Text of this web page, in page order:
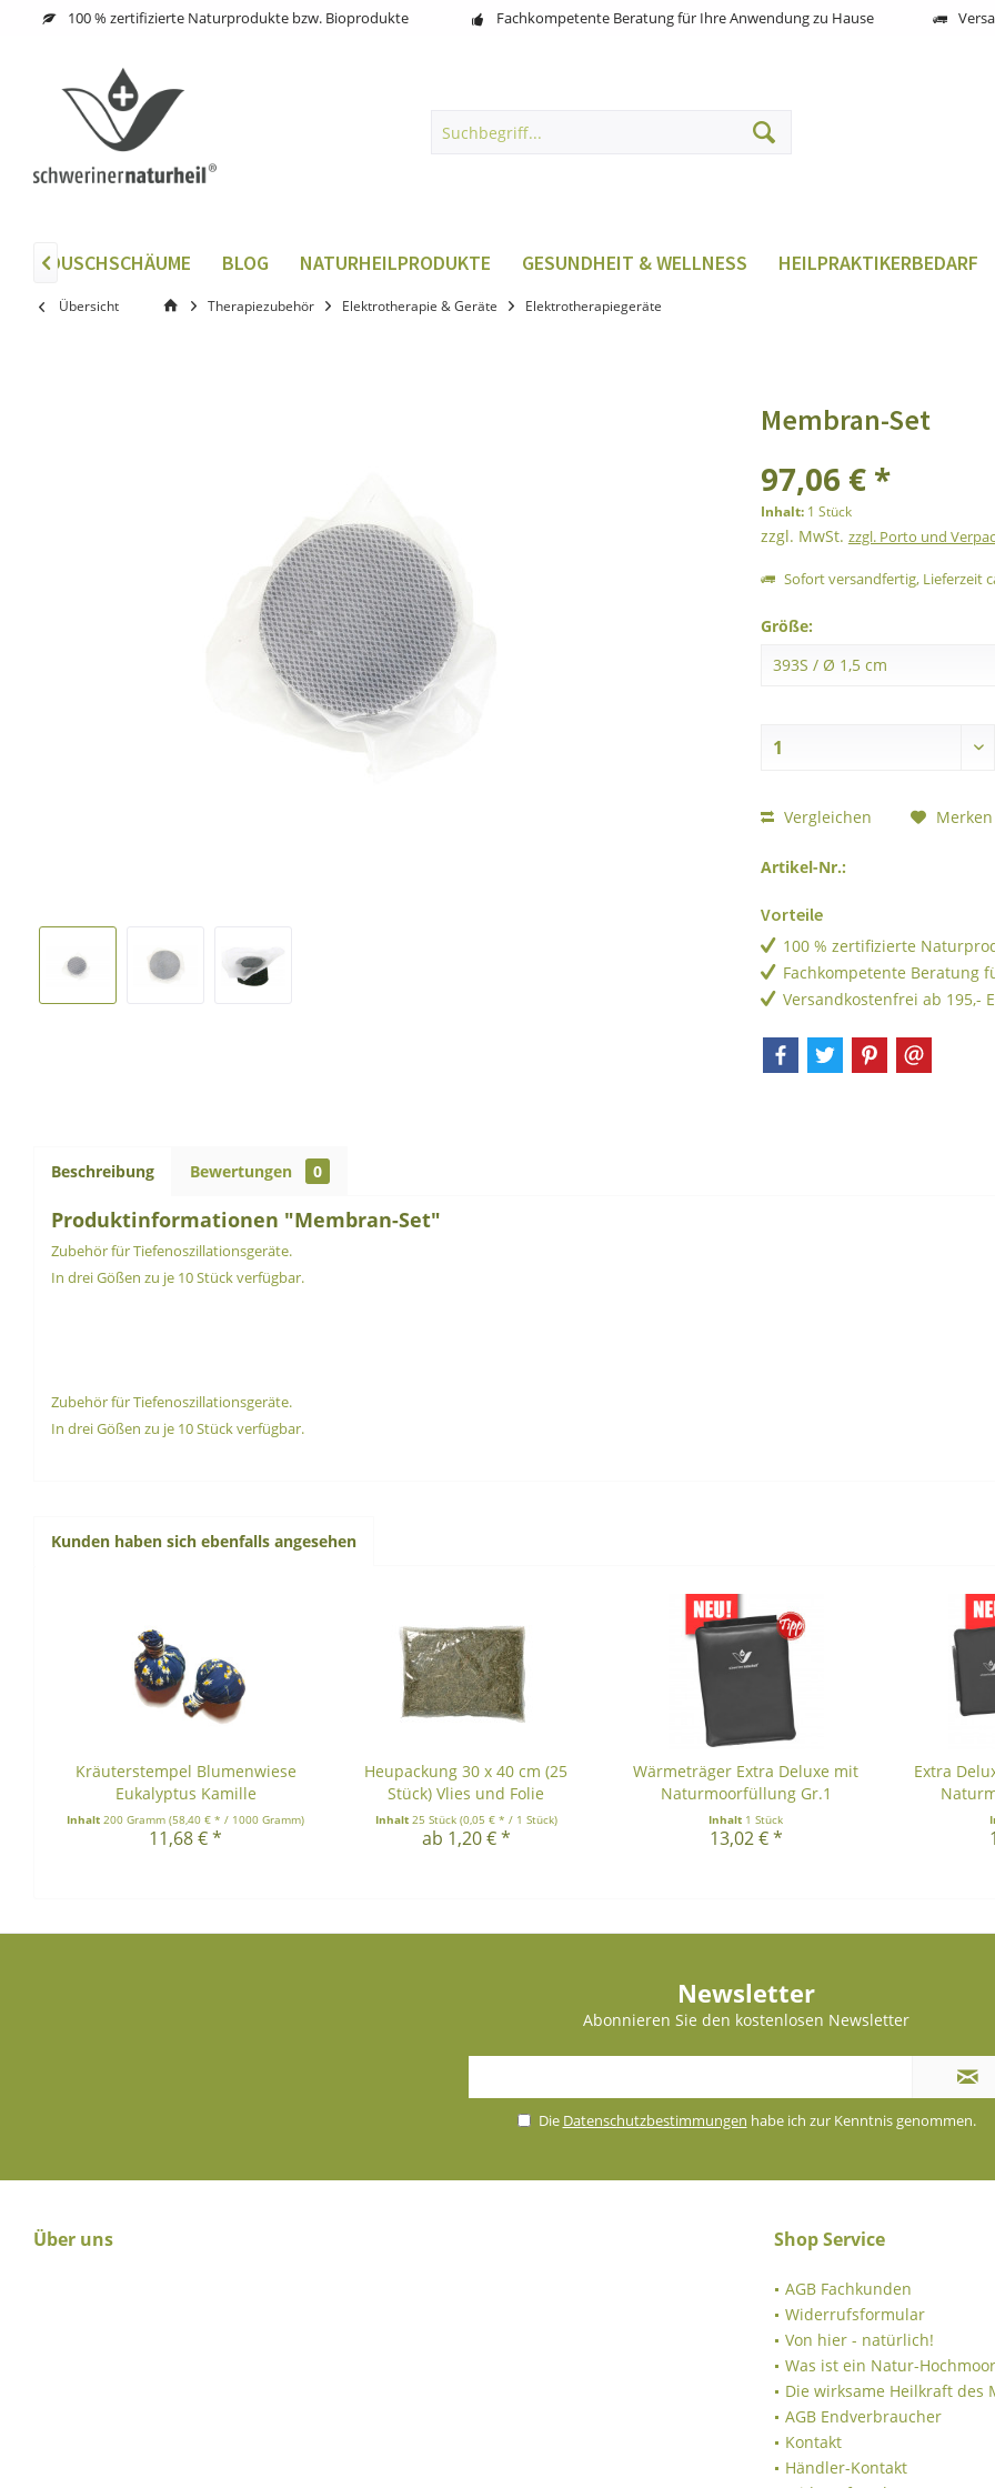
100 % zertifizierte Naturprodukte bzw. Bioprodukte Fachkompetente Beratung für Ihre Anwendung zu Hause
DUSCHSCHÄUME BLOG NATURHEILPRODUKTE GESUNDHEIT & WELLNESS HEILPRAKTIKERBEDARF

Übersicht Therapiezubehör Elektrotherapie & Geräte Elektrotherapiegeräte
Membran-Set
97,06 € *
Inhalt: 1 Stück
zzgl. MwSt. zzgl. Porto und
Sofort versandfertig, Lieferzeit
Größe:
Vergleichen Merken
Artikel-Nr.:
Vorteile
100 % zertifizierte
Fachkompetente Beratung
Versandkostenfrei ab 195,-
Beschreibung Bewertungen 0
Produktinformationen "Membran-Set"
Zubehör für Tiefenoszillationsgeräte.
In drei Gößen zu je 10 Stück verfügbar.
Zubehör für Tiefenoszillationsgeräte.
In drei Gößen zu je 10 Stück verfügbar.
Kunden haben sich ebenfalls angesehen
Kräuterstempel Blumenwiese
Eukalyptus Kamille
Inhalt200 Gramm(58,40 € * / 1000 Gramm)
11,68 € *
Heupackung 30 x 40 cm (25
Stück) Vlies und Folie
Inhalt 25 Stück (0,05 € * / 1 Stück)
ab 1,20 € *
Wärmeträger Extra Deluxe mit
Naturmoorfüllung Gr.1
Inhalt 1 Stück
13,02 € *
Extra
Newsletter
Abonnieren Sie den kostenlosen Newsletter
Die Datenschutzbestimmungen habe ich zur Kenntnis genommen.
Über uns Shop Service
AGB Fachkunden
Widerrufsformular
Von hier - natürlich!
Was ist ein Natur-
Die wirksame Heilkraft des
AGB Endverbraucher
Kontakt
Händler-Kontakt